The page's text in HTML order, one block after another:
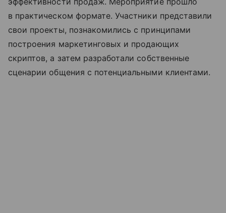
в практическом формате. Участники представили
свои проекты, познакомились с принципами
построения маркетинговых и продающих
скриптов, а затем разработали собственные
сценарии общения с потенциальными клиентами.